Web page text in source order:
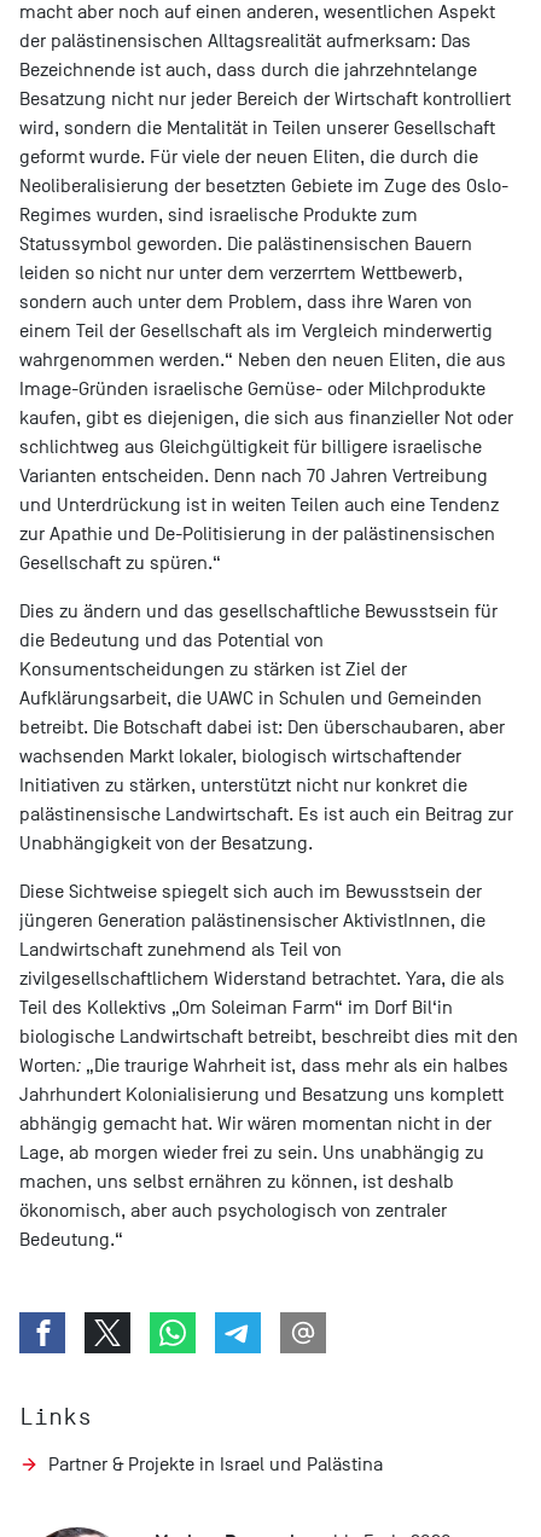
macht aber noch auf einen anderen, wesentlichen Aspekt
der palästinensischen Alltagsrealität aufmerksam: Das
Bezeichnende ist auch, dass durch die jahrzehntelange
Besatzung nicht nur jeder Bereich der Wirtschaft kontrolliert
wird, sondern die Mentalität in Teilen unserer Gesellschaft
geformt wurde. Für viele der neuen Eliten, die durch die
Neoliberalisierung der besetzten Gebiete im Zuge des Oslo-
Regimes wurden, sind israelische Produkte zum
Statussymbol geworden. Die palästinensischen Bauern
leiden so nicht nur unter dem verzerrtem Wettbewerb,
sondern auch unter dem Problem, dass ihre Waren von
einem Teil der Gesellschaft als im Vergleich minderwertig
wahrgenommen werden.“ Neben den neuen Eliten, die aus
Image-Gründen israelische Gemüse- oder Milchprodukte
kaufen, gibt es diejenigen, die sich aus finanzieller Not oder
schlichtweg aus Gleichgültigkeit für billigere israelische
Varianten entscheiden. Denn nach 70 Jahren Vertreibung
und Unterdrückung ist in weiten Teilen auch eine Tendenz
zur Apathie und De-Politisierung in der palästinensischen
Gesellschaft zu spüren.“
Dies zu ändern und das gesellschaftliche Bewusstsein für
die Bedeutung und das Potential von
Konsumentscheidungen zu stärken ist Ziel der
Aufklärungsarbeit, die UAWC in Schulen und Gemeinden
betreibt. Die Botschaft dabei ist: Den überschaubaren, aber
wachsenden Markt lokaler, biologisch wirtschaftender
Initiativen zu stärken, unterstützt nicht nur konkret die
palästinensische Landwirtschaft. Es ist auch ein Beitrag zur
Unabhängigkeit von der Besatzung.
Diese Sichtweise spiegelt sich auch im Bewusstsein der
jüngeren Generation palästinensischer AktivistInnen, die
Landwirtschaft zunehmend als Teil von
zivilgesellschaftlichem Widerstand betrachtet. Yara, die als
Teil des Kollektivs „Om Soleiman Farm“ im Dorf Bil‘in
biologische Landwirtschaft betreibt, beschreibt dies mit den
Worten: „Die traurige Wahrheit ist, dass mehr als ein halbes
Jahrhundert Kolonialisierung und Besatzung uns komplett
abhängig gemacht hat. Wir wären momentan nicht in der
Lage, ab morgen wieder frei zu sein. Uns unabhängig zu
machen, uns selbst ernähren zu können, ist deshalb
ökonomisch, aber auch psychologisch von zentraler
Bedeutung.“
Links
Partner & Projekte in Israel und Palästina